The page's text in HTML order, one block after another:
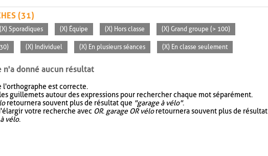
(31)
(X) Sporadiques (X) Équipe (X) Hors classe (X) Grand groupe (> 100)
(X) Individuel (X) En plusieurs séances (X) En classe seulement
n'a donné aucun résultat
l'orthographe est correcte.
guillemets autour des expressions pour rechercher chaque mot séparément.
retournera souvent plus de résultat que "garage à vélo".
votre recherche avec OR. garage OR véloretournera souvent plus de résultat
vélo.